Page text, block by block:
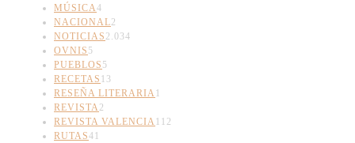
MÚSICA4
NACIONAL2
NOTICIAS 2.034
OVNIS 5
PUEBLOS 5
RECETAS 13
RESEÑA LITERARIA 1
REVISTA 2
REVISTA VALENCIA 112
RUTAS41